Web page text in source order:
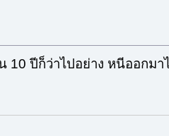
ปีก็ว่าไปอย่าง หนีออกมา